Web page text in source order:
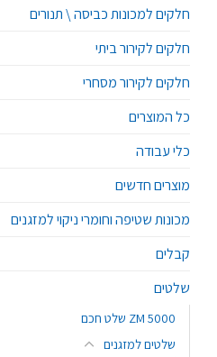
חלקים למכונות כביסה \ תנורים
חלקים לקירור ביתי
חלקים לקירור מסחרי
כל המוצרים
כלי עבודה
מוצרים חדשים
מכונות שטיפה וחומרי ניקוי למזגנים
קבלים
שלטים
ZM 5000 שלט חכם
שלטים למזגנים